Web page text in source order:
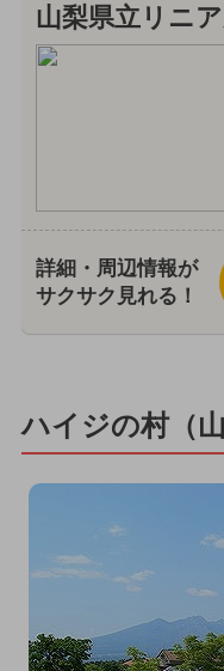
山梨県立リニ
詳細・周辺情報が
サクサク見れる！
ハイジの村（